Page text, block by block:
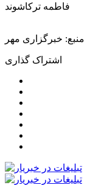
فاطمه ترکاشوند
منبع: خبرگزاری مهر
اشتراک گذاری